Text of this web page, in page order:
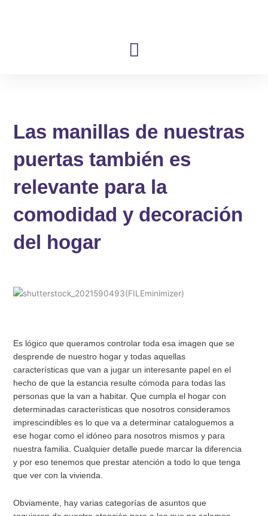
Las manillas de nuestras
puertas también es
relevante para la
comodidad y decoración
del hogar
Es lógico que queramos controlar toda esa imagen que se
desprende de nuestro hogar y todas aquellas
características que van a jugar un interesante papel en el
hecho de que la estancia resulte cómoda para todas las
personas que la van a habitar. Que cumpla el hogar con
determinadas características que nosotros consideramos
imprescindibles es lo que va a determinar cataloguemos a
ese hogar como el idóneo para nosotros mismos y para
nuestra familia. Cualquier detalle puede marcar la diferencia
y por eso tenemos que prestar atención a todo lo que tenga
que ver con la vivienda.
Obviamente, hay varias categorías de asuntos que